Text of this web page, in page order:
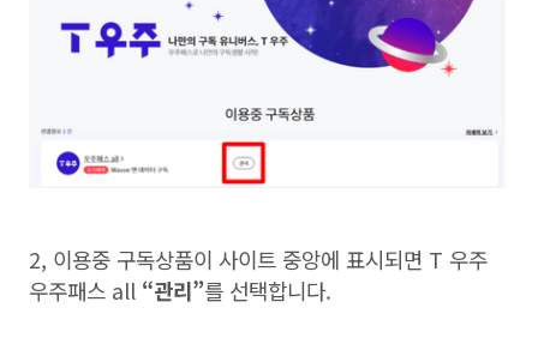
2, 이용중 구독상품이 사이트 중앙에 표시되면 T 우주
우주패스 all “관리”를 선택합니다.